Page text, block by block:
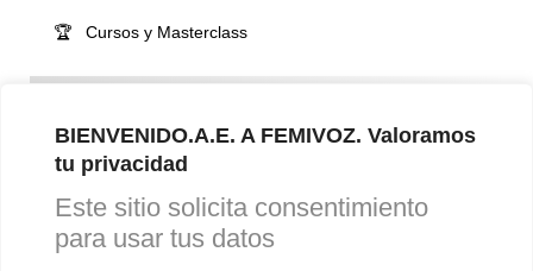
BIENVENIDO.A.E. A FEMIVOZ. Valoramos
tu privacidad
Este sitio solicita consentimiento
para usar tus datos
🏆 Cursos y Masterclass
▪️ Masculinización de la voz
▪️ Neutralización de la voz
▪️ Dualización de la voz